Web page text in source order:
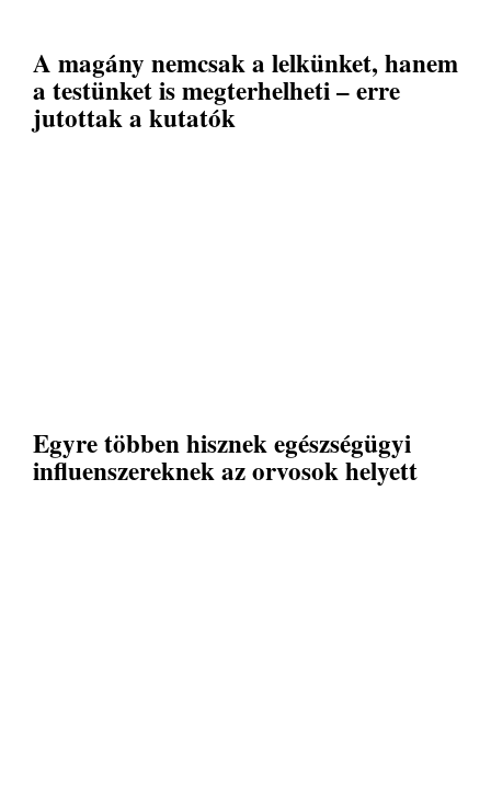
A magány nemcsak a lelkünket, hanem
a testünket is megterhelheti – erre
jutottak a kutatók
Egyre többen hisznek egészségügyi
influenszereknek az orvosok helyett